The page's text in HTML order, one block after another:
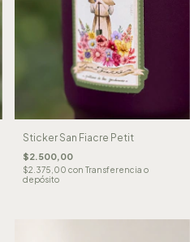
Sticker San Fiacre Petit
$2.500,00
$2.375,00 con Transferencia o
depósito